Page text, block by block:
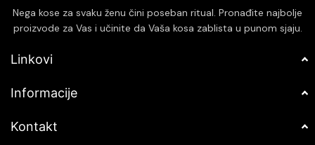
olakšavajući stilizovanje.
Nega kose za svaku ženu čini poseban ritual. Pronađite najbolje
proizvode za Vas i učinite da Vaša kosa zablista u punom sjaju.
Linkovi
Informacije
Kontakt